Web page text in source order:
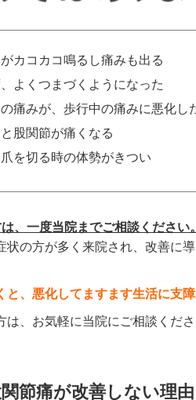
カコカコ鳴るし痛みも出る
よくつまづくようになった
痛みが、歩行中の痛みに悪化し
股関節が痛くなる
を切る時の体勢がきつい
、一度当院までご相談ください
状の方が多く来院され、改善に
と、悪化してますます生活に支
は、お気軽に当院にご相談くだ
節痛が改善しない理由